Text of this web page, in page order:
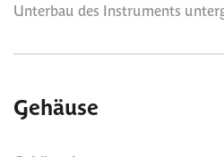
Unterbau des Instruments
Gehäuse